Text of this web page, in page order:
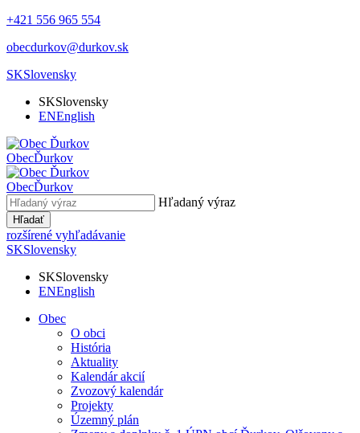
+421 556 965 554
obecdurkov@durkov.sk
SKSlovensky
SKSlovensky
ENEnglish
ObecĎurkov
ObecĎurkov
Hľadaný výraz
Hľadať
rozšírené vyhľadávanie
SKSlovensky
SKSlovensky
ENEnglish
Obec
O obci
História
Aktuality
Kalendár akcií
Zvozový kalendár
Projekty
Územný plán